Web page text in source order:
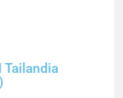
Tailandia